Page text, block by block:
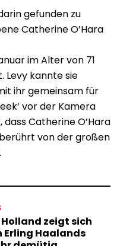
gefunden zu
Catherine O’Hara
im Alter von 71
Levy kannte sie
ihr gemeinsam für
vor der Kamera
Catherine O’Hara
von der großen
zeigt sich
Erling Haalands